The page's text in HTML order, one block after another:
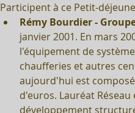
Participent à ce Petit-
Rémy Bourdier -
janvier 2001. En mars
l'équipement de
chaufferies et autres
aujourd'hui est
d'euros. Lauréat
développement